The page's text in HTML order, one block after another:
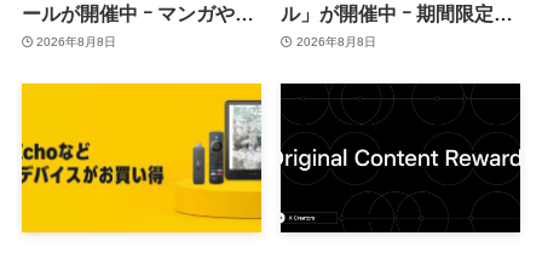
ールが開催中 ｰ マンガや写
真集など1,000冊以上が
2026年8月8日
ル」が開催中 ｰ 期間限定
70％オフや全巻50％オフな
2026年8月8日